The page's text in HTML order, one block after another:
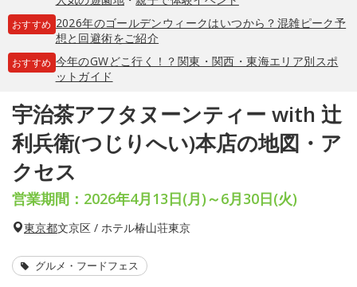
おすすめ 2026年のゴールデンウィークはいつから？混雑ピーク予
想と回避術をご紹介
おすすめ 今年のGWどこ行く！？関東・関西・東海エリア別スポ
ットガイド
宇治茶アフタヌーンティー with 辻
利兵衛(つじりへい)本店の地図・ア
クセス
営業期間：2026年4月13日(月)～6月30日(火)
東京都文京区 / ホテル椿山荘東京
グルメ・フードフェス